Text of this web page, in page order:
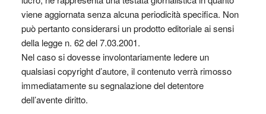
viene aggiornata senza alcuna periodicità specifica. Non
può pertanto considerarsi un prodotto editoriale ai sensi
della legge n. 62 del 7.03.2001.
Nel caso si dovesse involontariamente ledere un
qualsiasi copyright d’autore, il contenuto verrà rimosso
immediatamente su segnalazione del detentore
dell’avente diritto.